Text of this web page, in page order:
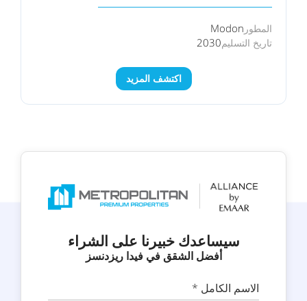
المطور Modon
تاريخ التسليم2030
اكتشف المزيد
سيساعدك خبيرنا على الشراء
أفضل الشقق في فيدا ريزدنسز
الاسم الكامل *